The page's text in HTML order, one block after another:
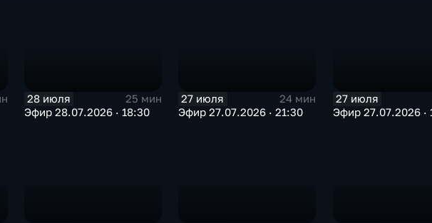
28 июля
25 мин
Эфир 28.07.2026 · 18:30
27 июля
24 мин
Эфир 27.07.2026 · 21:30
27 июля
Эфир 27.07.2026 ·